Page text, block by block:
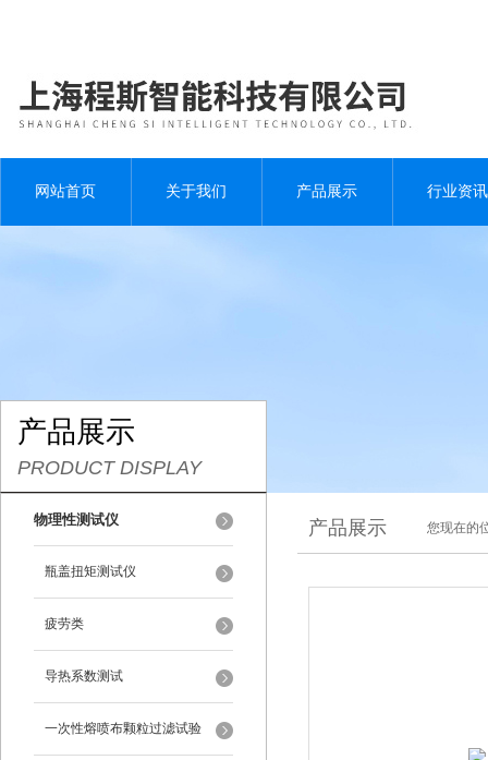
网站首页 关于我们 产品展示 行业资讯
产品展示
PRODUCT DISPLAY
物理性测试仪
瓶盖扭矩测试仪
疲劳类
导热系数测试
一次性熔喷布颗粒过滤试验
产品展示 您现在的